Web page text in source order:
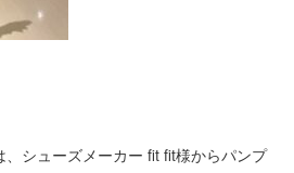
シューズメーカー fit fit様からパンプ